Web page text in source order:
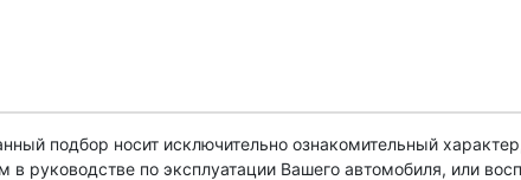
подбор носит исключительно ознакомительный
в руководстве по эксплуатации Вашего автомобиля, или